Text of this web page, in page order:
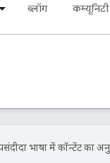
ब्लॉग कम्यूनिटी
भाषा में कॉन्टेंट का